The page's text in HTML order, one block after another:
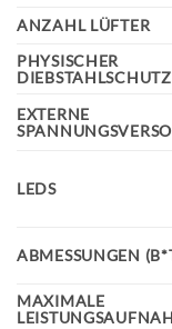
ANZAHL LÜFTER
PHYSISCHER
DIEBSTAHLSCHUTZ
EXTERNE
LEDS
ABMESSUNGEN
MAXIMALE